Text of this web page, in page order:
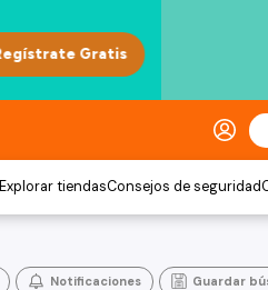
Explorar tiendasConsejos de seguridad
Notificaciones Guardar